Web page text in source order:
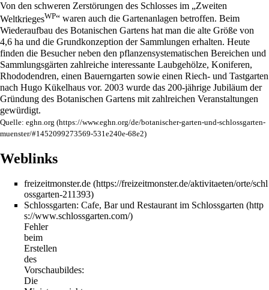
Von den schweren Zerstörungen des Schlosses im „Zweiten
WeltkriegesWP“ waren auch die Gartenanlagen betroffen. Beim
Wiederaufbau des Botanischen Gartens hat man die alte Größe von
4,6 ha und die Grundkonzeption der Sammlungen erhalten. Heute
finden die Besucher neben den pflanzensystematischen Bereichen und
Sammlungsgärten zahlreiche interessante Laubgehölze, Koniferen,
Rhododendren, einen Bauerngarten sowie einen Riech- und Tastgarten
nach Hugo Kükelhaus vor. 2003 wurde das 200-jährige Jubiläum der
Gründung des Botanischen Gartens mit zahlreichen Veranstaltungen
gewürdigt.
Quelle: eghn.org
Weblinks
freizeitmonster.de
Schlossgarten: Cafe, Bar und Restaurant im Schlossgarten
Fehler
beim
Erstellen
des
Vorschaubildes:
Die